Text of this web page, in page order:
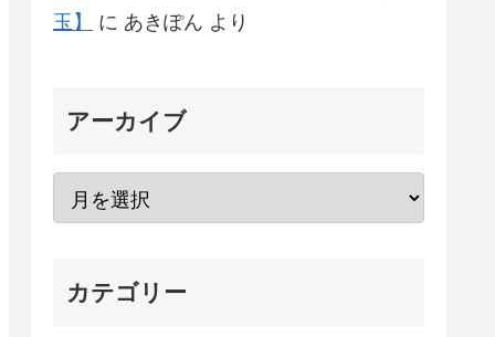
玉】
に あきぽん より
アーカイブ
カテゴリー